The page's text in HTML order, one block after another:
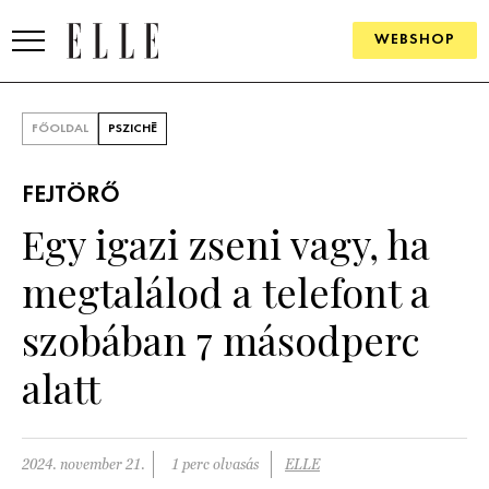
WEBSHOP
SZÉPSÉG
KULTÚRA
PSZICHÉ
PÁRKAPCSOLAT
FŐOLDAL PSZICHÉ
FEJTÖRŐ
Egy igazi zseni vagy, ha
megtalálod a telefont a
szobában 7 másodperc
alatt
2024. november 21. 1 perc olvasás ELLE